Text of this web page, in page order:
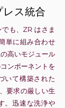
レス統合
も、ZR はさま
単に組み合わせ
高いモジュール
ンポーネントを
いて構築された
要求の厳しい生
。迅速な洗浄や